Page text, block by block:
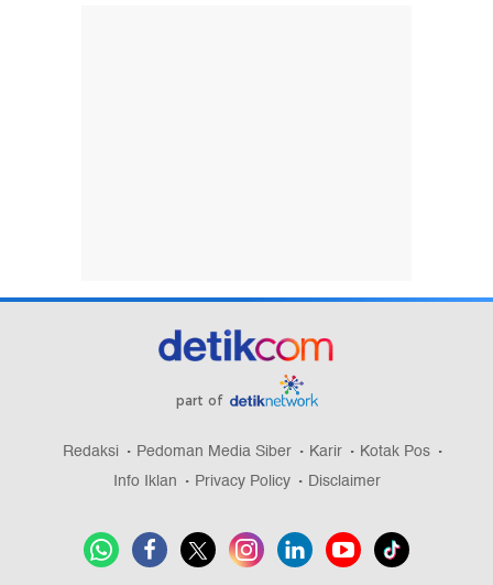
part of
Redaksi Pedoman Media Siber Karir
Kotak Pos
Info Iklan
Privacy Policy Disclaimer